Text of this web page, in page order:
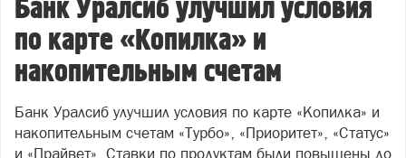
Банк Уралсиб улучшил условия
по карте «Копилка» и
накопительным счетам
Банк Уралсиб улучшил условия по карте «Копилка» и
накопительным счетам «Турбо», «Приоритет», «Статус»
и «Прайвет». Ставки по продуктам были повышены до